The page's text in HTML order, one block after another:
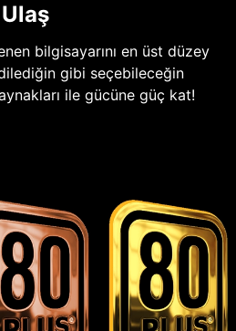
bilgisayarını en üst düzey
gibi seçebileceğin
ile gücüne güç kat!